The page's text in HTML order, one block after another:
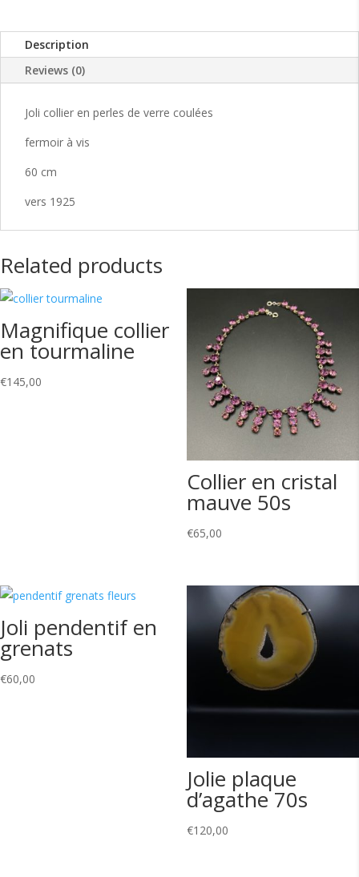
ancien
quantity
Description
Reviews (0)
Joli collier en perles de verre coulées
fermoir à vis
60 cm
vers 1925
Related products
Magnifique collier
en tourmaline
€145,00
Collier en cristal
mauve 50s
€65,00
Joli pendentif en
grenats
€60,00
Jolie plaque
d’agathe 70s
€120,00